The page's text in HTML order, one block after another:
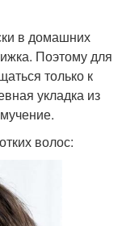
в домашних
Поэтому для
только к
укладка из
волос: